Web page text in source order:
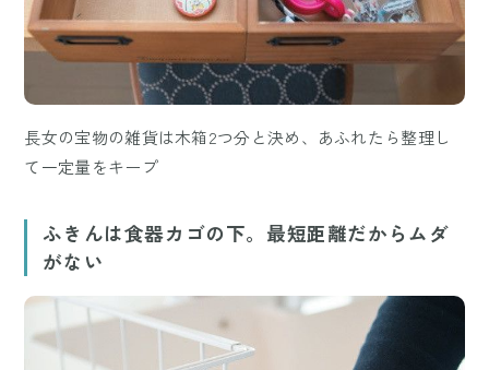
長女の宝物の雑貨は木箱2つ分と決め、あふれたら整理し
て一定量をキープ
ふきんは食器カゴの下。最短距離だからムダ
がない